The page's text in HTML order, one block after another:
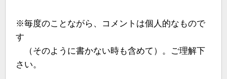
※毎度のことながら、コメントは個人的なもので
す
（そのように書かない時も含めて）。ご理解下
さい。